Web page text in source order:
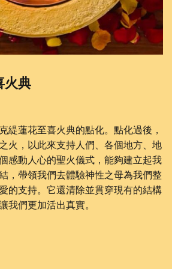
火典
緹蓮花至喜火典的點化。點化過後，
火，以此來支持人們、各個地方、地
感動人心的聖火儀式，能夠建立起我
，帶領我們去體驗神性之母為我們整
的支持。它還清除並貫穿現有的結構
我們更加活出真實。